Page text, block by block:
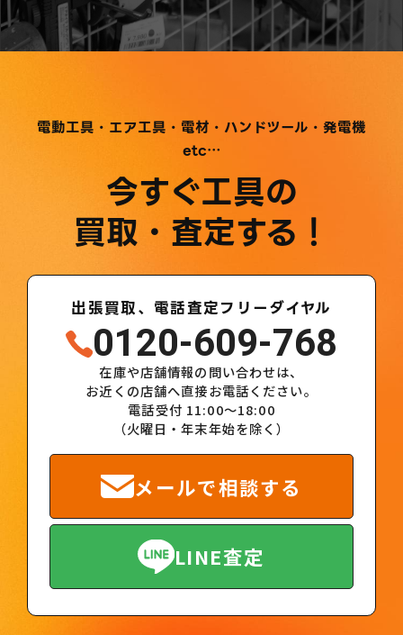
電動工具・エア工具・電材・ハンドツール・発電機
etc…
今すぐ工具の
買取・査定する！
出張買取、電話査定フリーダイヤル
0120-609-768
在庫や店舗情報の問い合わせは、
お近くの店舗へ直接お電話ください。
電話受付 11:00～18:00
（火曜日・年末年始を除く）
メールで相談する
LINE査定